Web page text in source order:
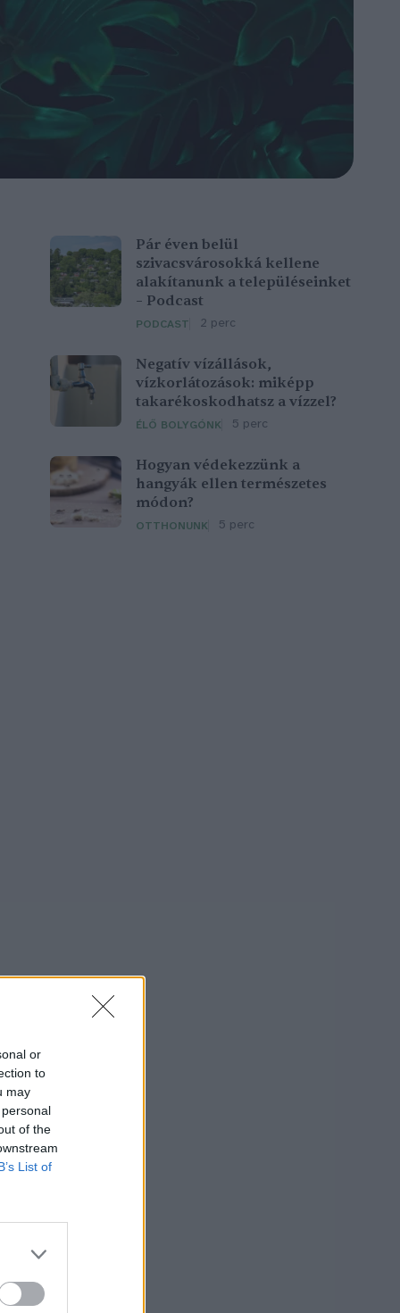
or
to
may
of the
List of
Pár éven belül
szivacsvárosokká kellene
alakítanunk a településeinket
– Podcast
PODCAST 2 perc
Negatív vízállások,
vízkorlátozások: miképp
takarékoskodhatsz a vízzel?
ÉLŐ BOLYGÓNK 5 perc
Hogyan védekezzünk a
hangyák ellen természetes
módon?
OTTHONUNK 5 perc